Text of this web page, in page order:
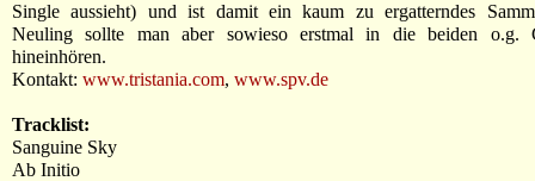
Single aussieht) und ist damit ein kaum zu ergatterndes
Neuling sollte man aber sowieso erstmal in die beiden o.g.
hineinhören.
Kontakt: www.tristania.com, www.spv.de
Tracklist:
Sanguine Sky
Ab Initio